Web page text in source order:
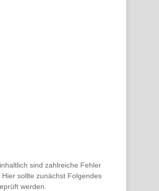
sind zahlreiche Fehler
Hier sollte zunächst Folgendes
werden.